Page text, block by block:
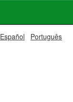
Español Português